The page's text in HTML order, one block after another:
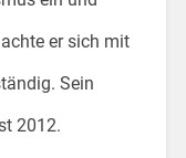
er sich mit
Sein
2012.